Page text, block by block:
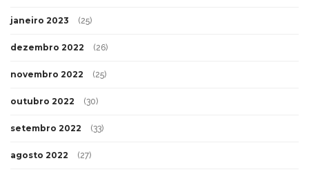
janeiro 2023 (25)
dezembro 2022 (26)
novembro 2022 (25)
outubro 2022 (30)
setembro 2022 (33)
agosto 2022 (27)